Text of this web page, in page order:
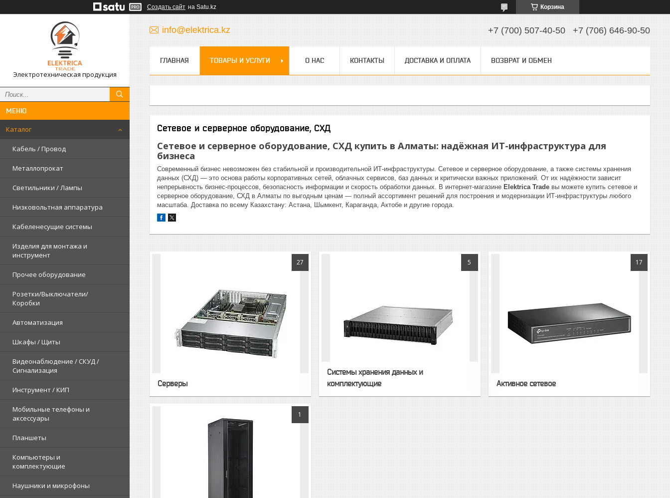
Создать сайт на Satu.kz Корзина
Электротехническая продукция
Каталог
Кабель / Провод
Металлопрокат
Светильники / Лампы
Низковольтная аппаратура
Кабеленесущие системы
Изделия для монтажа и
инструмент
Прочее оборудование
Розетки/Выключатели/
Коробки
Автоматизация
Шкафы / Щиты
Видеонаблюдение / СКУД /
Сигнализация
Инструмент / КИП
Мобильные телефоны и
аксессуары
Планшеты
Компьютеры и
комплектующие
Наушники и микрофоны
info@elektrica.kz +7 (700) 507-40-50 +7 (706) 646-90-50
ГЛАВНАЯ ТОВАРЫ И УСЛУГИ О НАС КОНТАКТЫ ДОСТАВКА И ОПЛАТА ВОЗВРАТ И ОБМЕН
Сетевое и серверное оборудование, СХД
Сетевое и серверное оборудование, СХД купить в Алматы: надёжная ИТ-инфраструктура для
бизнеса
Современный бизнес невозможен без стабильной и производительной ИТ-инфраструктуры. Сетевое и серверное оборудование, а также системы хранения
данных (СХД) — это основа работы корпоративных сетей, облачных сервисов, баз данных и критически важных приложений. От их надёжности зависит
непрерывность бизнес-процессов, безопасность информации и скорость обработки данных. В интернет-магазине Elektrica Trade вы можете купить сетевое и
серверное оборудование, СХД в Алматы по выгодным ценам — полный ассортимент решений для построения и модернизации ИТ-инфраструктуры любого
масштаба. Доставка по всему Казахстану: Астана, Шымкент, Караганда, Актобе и другие города.
27
Cерверы
5
Системы хранения данных и
комплектующие
17
Активное сетевое
1